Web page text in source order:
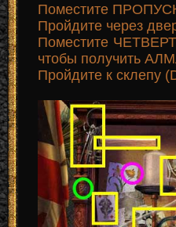
Поместите
Пройдите через
Поместите
чтобы получить
Пройдите к склепу